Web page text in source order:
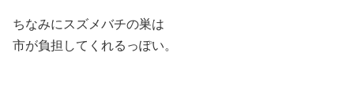
ちなみにスズメバチの巣は
市が負担してくれるっぽい。